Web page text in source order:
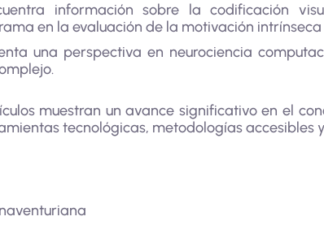
información sobre la codificación
en la evaluación de la motivación
una perspectiva en neurociencia
muestran un avance significativo en el
tecnológicas, metodologías accesibles